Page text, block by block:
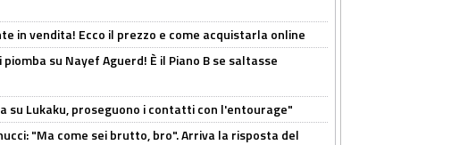
in vendita! Ecco il prezzo e come acquistarla online
su Nayef Aguerd! È il Piano B se saltasse
su Lukaku, proseguono i contatti con l'entourage"
"Ma come sei brutto, bro". Arriva la risposta del